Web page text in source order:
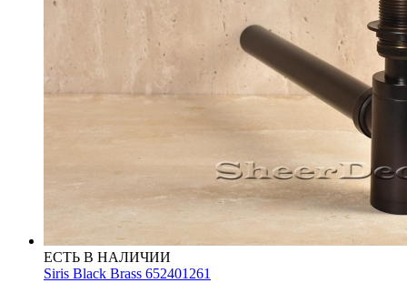
ЕСТЬ В НАЛИЧИИ
Siris Black Brass 652401261